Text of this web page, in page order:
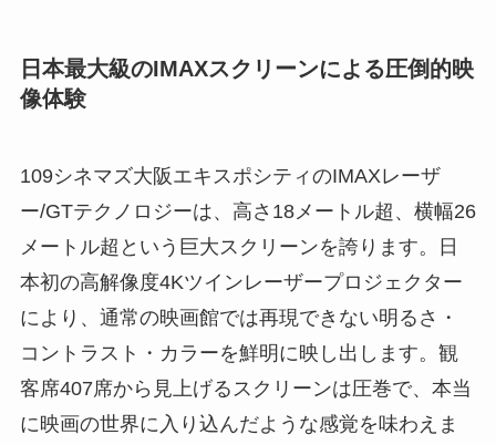
日本最大級のIMAXスクリーンによる圧倒的映
像体験
109シネマズ大阪エキスポシティのIMAXレーザ
ー/GTテクノロジーは、高さ18メートル超、横幅26
メートル超という巨大スクリーンを誇ります。日
本初の高解像度4Kツインレーザープロジェクター
により、通常の映画館では再現できない明るさ・
コントラスト・カラーを鮮明に映し出します。観
客席407席から見上げるスクリーンは圧巻で、本当
に映画の世界に入り込んだような感覚を味わえま